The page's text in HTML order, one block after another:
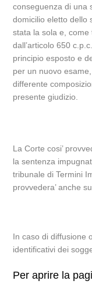
conseguenza di una
domicilio eletto dello
stata la sola e, come
dall’articolo 650
principio esposto e
per un nuovo
differente
presente giudizio.
La Corte cosi’
la sentenza
tribunale di Termini
provvedera’ anche
In caso di diffusione
identificativi dei
Per aprire la